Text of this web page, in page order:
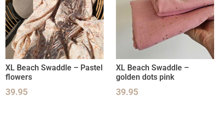
XL Beach Swaddle – Pastel
flowers
39.95
XL Beach Swaddle –
golden dots pink
39.95